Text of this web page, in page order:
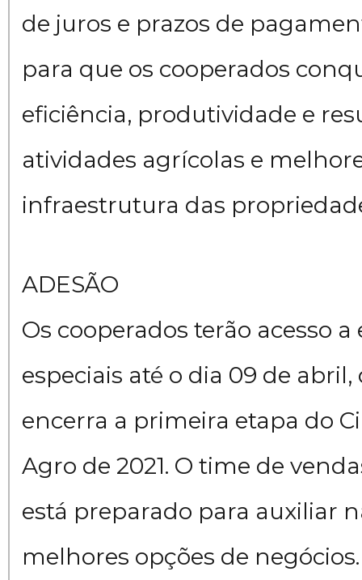
de juros e prazos de
para que os cooperados
eficiência, produtividade e
atividades agrícolas e
infraestrutura das
ADESÃO
Os cooperados terão acesso a
especiais até o dia 09 de
encerra a primeira etapa do
Agro de 2021. O time de
está preparado para auxiliar
melhores opções de